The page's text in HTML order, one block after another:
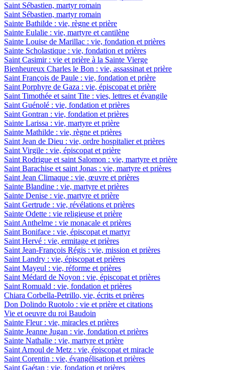
Saint Sébastien, martyr romain
Saint Sébastien, martyr romain
Sainte Bathilde : vie, règne et prière
Sainte Eulalie : vie, martyre et cantilène
Sainte Louise de Marillac : vie, fondation et prières
Sainte Scholastique : vie, fondation et prières
Saint Casimir : vie et prière à la Sainte Vierge
Bienheureux Charles le Bon : vie, assassinat et prière
Saint François de Paule : vie, fondation et prière
Saint Porphyre de Gaza : vie, épiscopat et prière
Saint Timothée et saint Tite : vies, lettres et évangile
Saint Guénolé : vie, fondation et prières
Saint Gontran : vie, fondation et prières
Sainte Larissa : vie, martyre et prière
Sainte Mathilde : vie, règne et prières
Saint Jean de Dieu : vie, ordre hospitalier et prières
Saint Virgile : vie, épiscopat et prière
Saint Rodrigue et saint Salomon : vie, martyre et prière
Saint Barachise et saint Jonas : vie, martyre et prières
Saint Jean Climaque : vie, œuvre et prières
Sainte Blandine : vie, martyre et prières
Sainte Denise : vie, martyre et prière
Saint Gertrude : vie, révélations et prières
Sainte Odette : vie religieuse et prière
Saint Anthelme : vie monacale et prières
Saint Boniface : vie, épiscopat et martyr
Saint Hervé : vie, ermitage et prières
Saint Jean-François Régis : vie, mission et prières
Saint Landry : vie, épiscopat et prières
Saint Mayeul : vie, réforme et prières
Saint Médard de Noyon : vie, épiscopat et prières
Saint Romuald : vie, fondation et prières
Chiara Corbella-Petrillo, vie, écrits et prières
Don Dolindo Ruotolo : vie et prière et citations
Vie et oeuvre du roi Baudoin
Sainte Fleur : vie, miracles et prières
Sainte Jeanne Jugan : vie, fondation et prières
Sainte Nathalie : vie, martyre et prière
Saint Arnoul de Metz : vie, épiscopat et miracle
Saint Corentin : vie, évangélisation et prières
Saint Gaétan : vie, fondation et prières